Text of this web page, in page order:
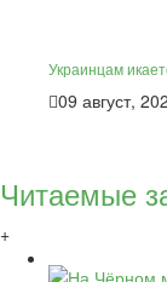
Украинцам
09 август,
Читаемые
+